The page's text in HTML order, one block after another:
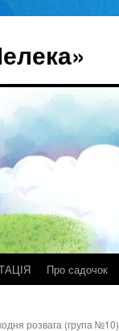
Про садочок
розвага (група №10)